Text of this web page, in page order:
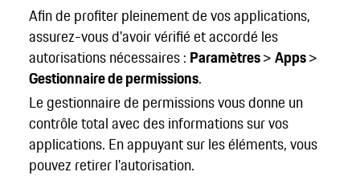
Afin de profiter pleinement de vos applications,
assurez-vous d'avoir vérifié et accordé les
autorisations nécessaires : Paramètres>Apps>
Gestionnaire de permissions.
Le gestionnaire de permissions vous donne un
contrôle total avec des informations sur vos
applications. En appuyant sur les éléments, vous
pouvez retirer l'autorisation.